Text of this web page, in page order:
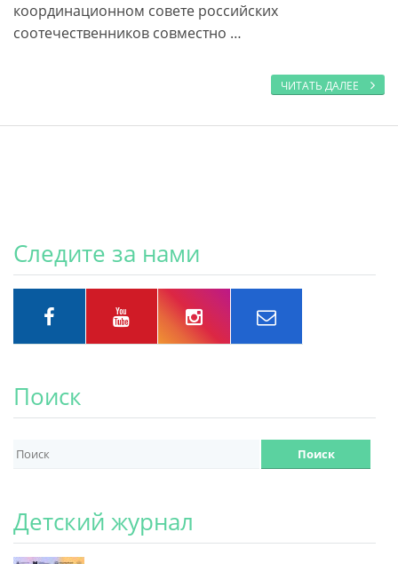
координационном совете российских
соотечественников совместно …
ЧИТАТЬ ДАЛЕЕ
Следите за нами
Поиск
Детский журнал